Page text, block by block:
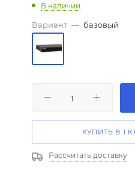
В наличии
Вариант — базовый
КУПИТЬ В 1
Рассчитать доставку